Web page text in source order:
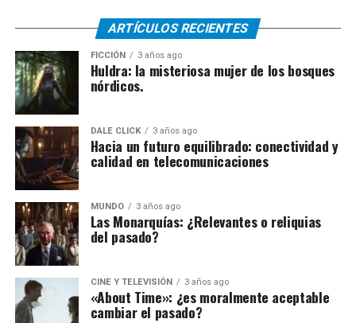
ARTÍCULOS RECIENTES
FICCIÓN 3 años ago
Huldra: la misteriosa mujer de los bosques
nórdicos.
DALE CLICK 3 años ago
Hacia un futuro equilibrado: conectividad y
calidad en telecomunicaciones
MUNDO 3 años ago
Las Monarquías: ¿Relevantes o reliquias
del pasado?
CINE Y TELEVISIÓN 3 años ago
«About Time»: ¿es moralmente aceptable
cambiar el pasado?